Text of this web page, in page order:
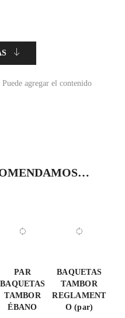
Puede agregar el contenido
PAR
BAQUETAS
TAMBOR
ÉBANO
BAQUETAS
TAMBOR
REGLAMENT
O (par)